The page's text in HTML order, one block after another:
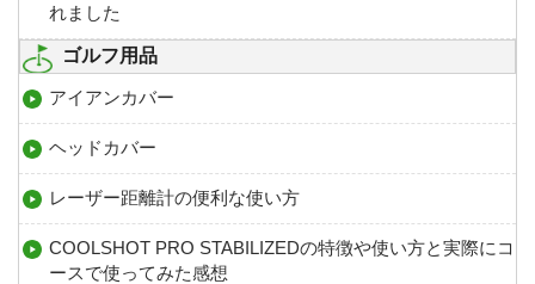
れました
ゴルフ用品
アイアンカバー
ヘッドカバー
レーザー距離計の便利な使い方
COOLSHOT PRO STABILIZEDの特徴や使い方と実際にコ
ースで使ってみた感想